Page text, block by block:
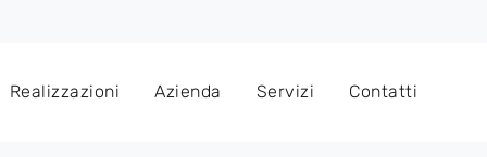
Realizzazioni Azienda Servizi Contatti